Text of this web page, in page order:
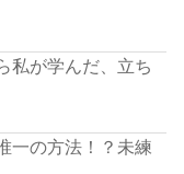
私が学んだ、立ち
一の方法！？未練